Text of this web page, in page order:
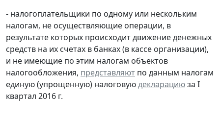
- налогоплательщики по одному или нескольким
налогам, не осуществляющие операции, в
результате которых происходит движение денежных
средств на их счетах в банках (в кассе организации),
и не имеющие по этим налогам объектов
налогообложения, представляют по данным налогам
единую (упрощенную) налоговуюдекларациюза I
квартал 2016 г.